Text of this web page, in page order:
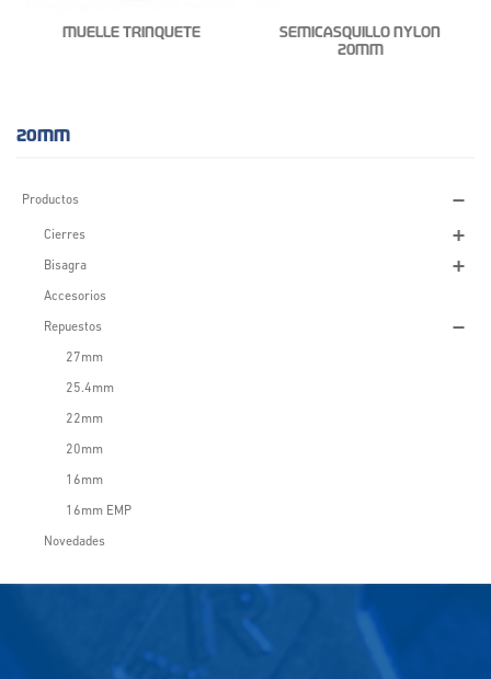
MUELLE TRINQUETE
SEMICASQUILLO NYLON
20MM
20MM
Productos
Cierres
Bisagra
Accesorios
Repuestos
27mm
25.4mm
22mm
20mm
16mm
16mm EMP
Novedades